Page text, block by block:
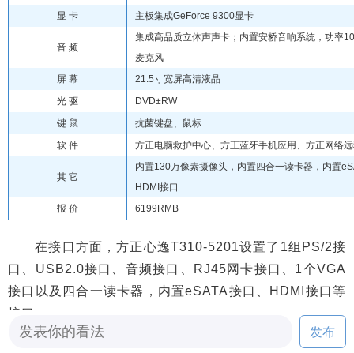
显 卡
主板集成GeForce 9300显卡
音 频
集成高品质立体声声卡；内置安桥音响系统，功率
麦克风
屏 幕
21.5寸宽屏高清液晶
光 驱
DVD±RW
键 鼠
抗菌键盘、鼠标
软 件
方正电脑救护中心、方正蓝牙手机应用、方正网络
其 它
内置130万像素摄像头，内置四合一读卡器，内置
HDMI接口
报 价
6199RMB
在接口方面，方正心逸T310-5201设置了1组PS/2接
口、USB2.0接口、音频接口、RJ45网卡接口、1个VGA
接口以及四合一读卡器，内置eSATA接口、HDMI接口等
接口。
编辑点评：
发布